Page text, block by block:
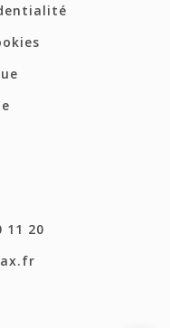
11 20